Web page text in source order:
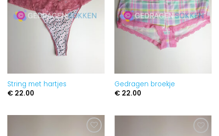
String met hartjes
€22.00
Gedragen broekje
€22.00